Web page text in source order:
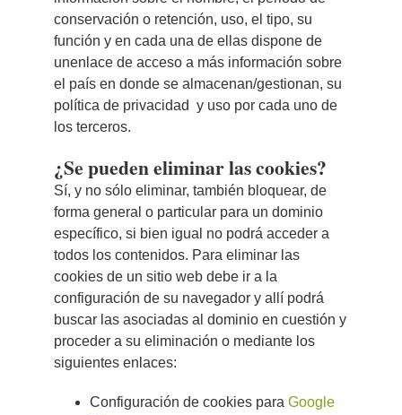
conservación o retención, uso, el tipo, su
función y en cada una de ellas dispone de
unenlace de acceso a más información sobre
el país en donde se almacenan/gestionan, su
política de privacidad y uso por cada uno de
los terceros.
¿Se pueden eliminar las cookies?
Sí, y no sólo eliminar, también bloquear, de
forma general o particular para un dominio
específico, si bien igual no podrá acceder a
todos los contenidos. Para eliminar las
cookies de un sitio web debe ir a la
configuración de su navegador y allí podrá
buscar las asociadas al dominio en cuestión y
proceder a su eliminación o mediante los
siguientes enlaces:
Configuración de cookies para Google